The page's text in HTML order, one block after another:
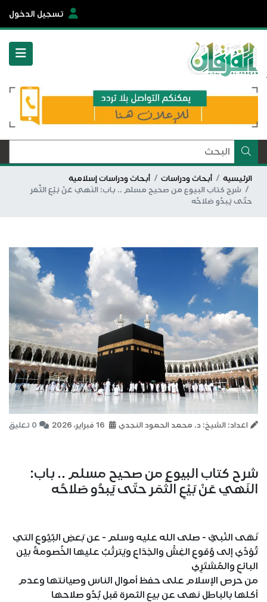
تسجيل الدخول
الرئيسية أبحاث ودراسات
أبحاث ودراسات إسلامية
شرح كتاب البيوع من صحيح مسلم .. باب: النَهي عَنْ بَيْعِ الثَّمَر
حتّى يَبدُو صَلاحُه
اعداد: الشيخ: د. محمد الحمود النجدي 0 تعليق
شرح كتاب البيوع من صحيح مسلم .. باب:
النَهي عَنْ بَيْعِ الثَّمَر حتّى يَبدُو صَلاحُه
نَهَى النَّبيُّ - صلى الله عليه وسلم - عن بَعضِ البُيُوعِ التي
تُؤدِّي إلى وُقوعِ الغِشِّ والخِدَاعِ ويَترتَّبُ عليها الخُصومةُ بيْن
البائعِ والمُشتَرِي
من حرص الإسلام على حفظ أموال الناس وصيانتها وعدم
أكلها بالباطل نهى عن بيع الثمرة قبل بُدُو صلاحها